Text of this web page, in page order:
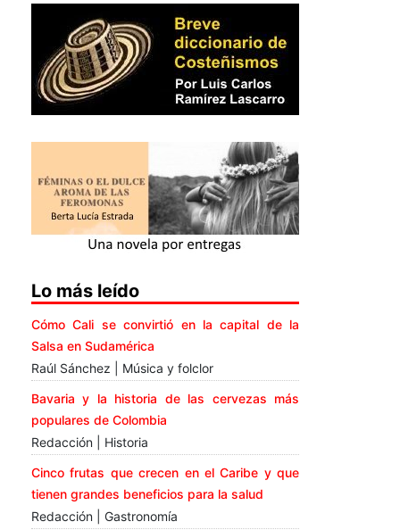
Lo más leído
Cómo Cali se convirtió en la capital de la
Salsa en Sudamérica
Raúl Sánchez | Música y folclor
Bavaria y la historia de las cervezas más
populares de Colombia
Redacción | Historia
Cinco frutas que crecen en el Caribe y que
tienen grandes beneficios para la salud
Redacción | Gastronomía